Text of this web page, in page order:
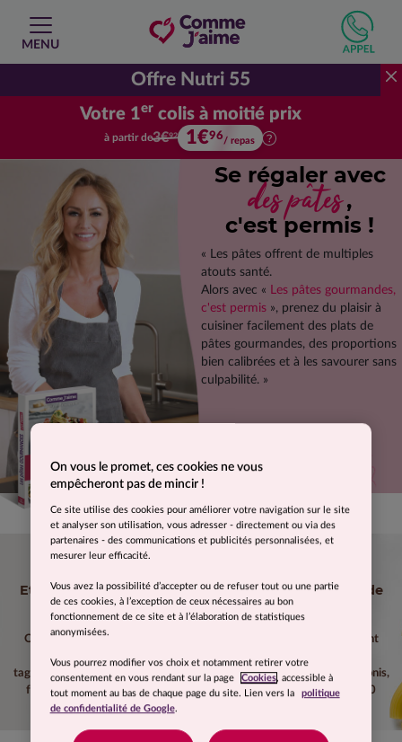
MENU
Offre Nutri 55
Votre 1er colis à moitié prix
Votre premier colis à moitié prix.
à partir de3€92 1€96/ repas
Se régaler avec
des pâtes,
c'est permis !
« Les pâtes offrent de multiples
atouts santé.
Alors avec «
Les pâtes gourmandes,
c'est permis », prenez du plaisir à
cuisiner facilement des plats de
pâtes gourmandes, des proportions
bien calibrées et à les savourer sans
culpabilité. »
Vous raffolez de leurs sauces
Et en même temps, vous voulez garder votre poids de
forme ?
OUI, cet ouvrage s’adresse à tous les amateurs des pâtes qui veulent
tagliatelles, gnocchis, linguines, spaghettis, parpadelles, crozets, rigatonis,
farfalles, orecchiettes, bucatinis et autres pâtes gourmandes... en 50
On vous le promet, ces cookies ne vous
empêcheront pas de mincir !
Ce site utilise des cookies pour améliorer votre navigation sur le site
et analyser son utilisation, vous adresser - directement ou via des
partenaires - des communications et publicités personnalisées, et
mesurer leur efficacité.
Vous avez la possibilité d’accepter ou de refuser tout ou une partie
de ces cookies, à l’exception de ceux nécessaires au bon
fonctionnement de ce site et à l’élaboration de statistiques
anonymisées.
Vous pourrez modifier vos choix et notamment retirer votre
consentement en vous rendant sur la page
Cookies, accessible à
tout moment au bas de chaque page du site. Lien vers la
politique
de confidentialité de Google.